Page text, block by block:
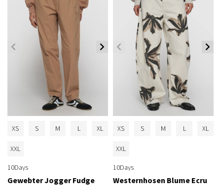
XS S M L XL
XXL
10Days
Gewebter Jogger Fudge
XS S M L XL
XXL
10Days
Westernhosen Blume Ecru